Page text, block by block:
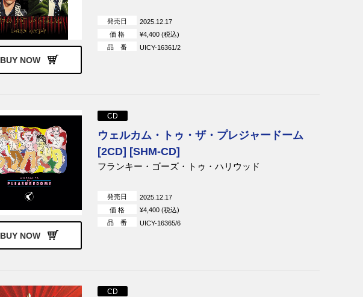
BUY NOW
発売日
2025.12.17
価 格
¥4,400 (税込)
品 番
UICY-16361/2
BUY NOW
CD
ウェルカム・トゥ・ザ・プレジャードーム
[2CD] [SHM-CD]
フランキー・ゴーズ・トゥ・ハリウッド
発売日
2025.12.17
価 格
¥4,400 (税込)
品 番
UICY-16365/6
CD